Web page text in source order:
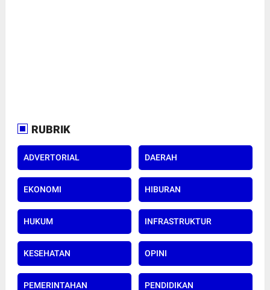
RUBRIK
ADVERTORIAL DAERAH
EKONOMI HIBURAN
HUKUM INFRASTRUKTUR
KESEHATAN OPINI
PEMERINTAHAN PENDIDIKAN